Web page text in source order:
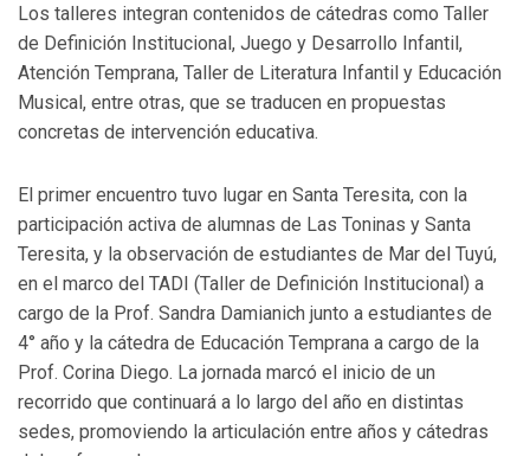
Los talleres integran contenidos de cátedras como Taller
de Definición Institucional, Juego y Desarrollo Infantil,
Atención Temprana, Taller de Literatura Infantil y Educación
Musical, entre otras, que se traducen en propuestas
concretas de intervención educativa.
El primer encuentro tuvo lugar en Santa Teresita, con la
participación activa de alumnas de Las Toninas y Santa
Teresita, y la observación de estudiantes de Mar del Tuyú,
en el marco del TADI (Taller de Definición Institucional) a
cargo de la Prof. Sandra Damianich junto a estudiantes de
4° año y la cátedra de Educación Temprana a cargo de la
Prof. Corina Diego. La jornada marcó el inicio de un
recorrido que continuará a lo largo del año en distintas
sedes, promoviendo la articulación entre años y cátedras